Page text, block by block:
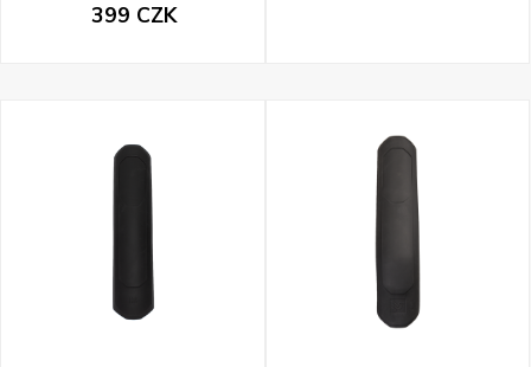
399 CZK